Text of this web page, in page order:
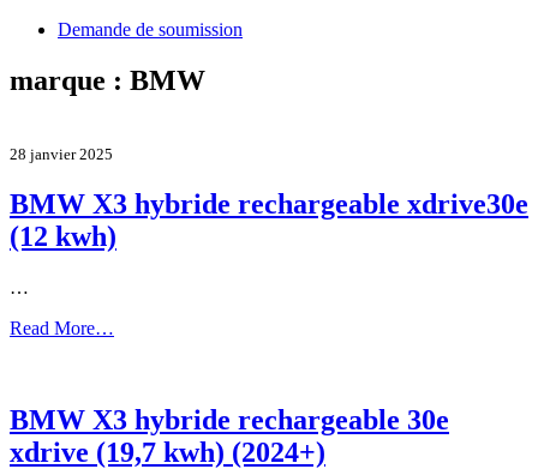
Demande de soumission
marque : BMW
28 janvier 2025
BMW X3 hybride rechargeable xdrive30e
(12 kwh)
…
Read More…
BMW X3 hybride rechargeable 30e
xdrive (19,7 kwh) (2024+)